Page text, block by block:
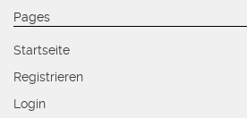
Pages
Startseite
Registrieren
Login